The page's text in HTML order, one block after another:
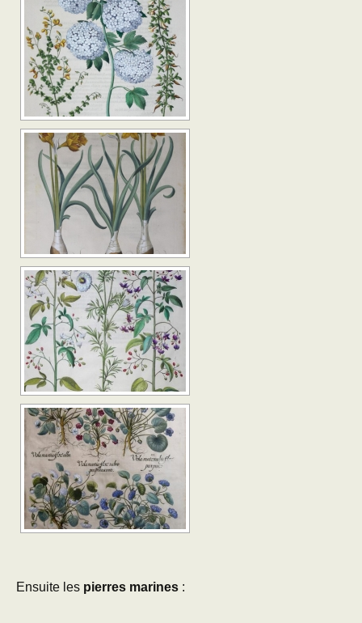
Ensuite les pierres marines :